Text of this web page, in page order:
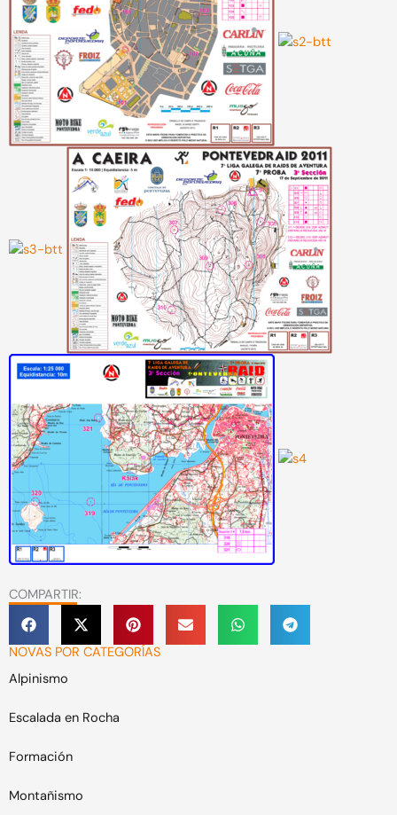
COMPARTIR:
NOVAS POR CATEGORÍAS
Alpinismo
Escalada en Rocha
Formación
Montañismo